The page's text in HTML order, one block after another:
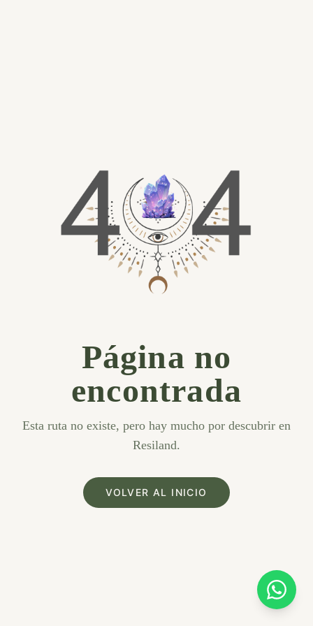
Página no
encontrada
Esta ruta no existe, pero hay mucho por descubrir en
Resiland.
VOLVER AL INICIO